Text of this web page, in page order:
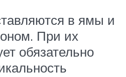
в ямы и
При их
обязательно